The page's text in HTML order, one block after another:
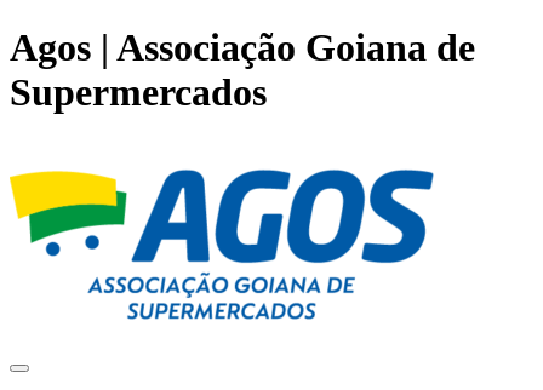
Agos | Associação Goiana de
Supermercados